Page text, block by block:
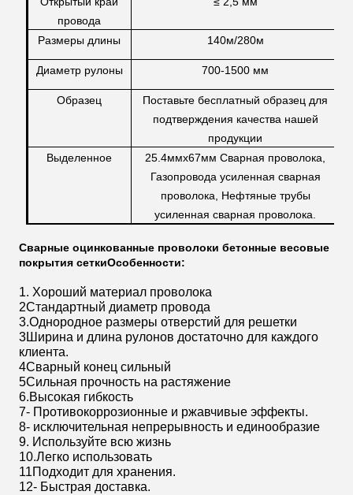
провода
Размеры длины 140м/280м
Диаметр рулоны 700-1500 мм
Образец
Поставьте бесплатный образец для
подтверждения качества нашей
продукции
Выделенное
25.4ммx67мм Сварная проволока,
Газопровода усиленная сварная
проволока, Нефтяные трубы
усиленная сварная проволока.
Сварные оцинкованные проволоки бетонные весовые
покрытия сеткиОсобенности:
1. Хороший материал проволока
2Стандартный диаметр провода
3.Однородное размеры отверстий для решетки
3Ширина и длина рулонов достаточно для каждого
клиента.
4Сварный конец сильный
5Сильная прочность на растяжение
6.Высокая гибкость
7- Противокоррозионные и ржавчивые эффекты.
8- исключительная непрерывность и единообразие
9. Используйте всю жизнь
10.Легко использовать
11Подходит для хранения.
12- Быстрая доставка.